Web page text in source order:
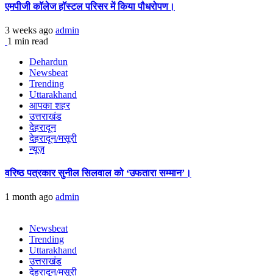
एमपीजी कॉलेज हॉस्टल परिसर में किया पौधरोपण।
3 weeks ago admin
1 min read
Dehardun
Newsbeat
Trending
Uttarakhand
आपका शहर
उत्तराखंड
देहरादून
देहरादून/मसूरी
न्यूज़
वरिष्ठ पत्रकार सुनील सिलवाल को ‘उफतारा सम्मान’।
1 month ago admin
Newsbeat
Trending
Uttarakhand
उत्तराखंड
देहरादून/मसूरी